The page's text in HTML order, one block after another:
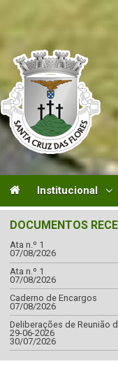
Institucional
DOCUMENTOS
Ata n.º 1
07/08/2026
Ata n.º 1
07/08/2026
Caderno de Encargos
07/08/2026
Deliberações de Reunião
29-06-2026
30/07/2026